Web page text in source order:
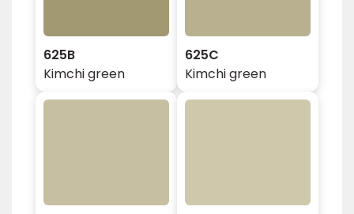
625B
Kimchi green
625C
Kimchi green